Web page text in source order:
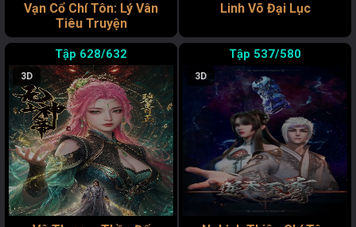
Vạn Cổ Chí Tôn: Lý Vân
Tiêu Truyện
Linh Võ Đại Lục
628/632
3D
537/580
3D